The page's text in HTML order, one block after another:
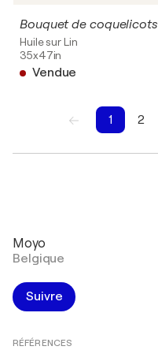
Bouquet de coquelicots
Huile sur Lin
35x47in
Vendue
1 2
Moyo
Belgique
Suivre
RÉFÉRENCES